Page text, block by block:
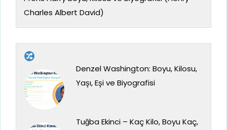
Charles Albert David)
Denzel Washington: Boyu, Kilosu,
Yaşı, Eşi ve Biyografisi
Tuğba Ekinci – Kaç Kilo, Boyu Kaç,